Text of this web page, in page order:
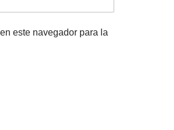
este navegador para la